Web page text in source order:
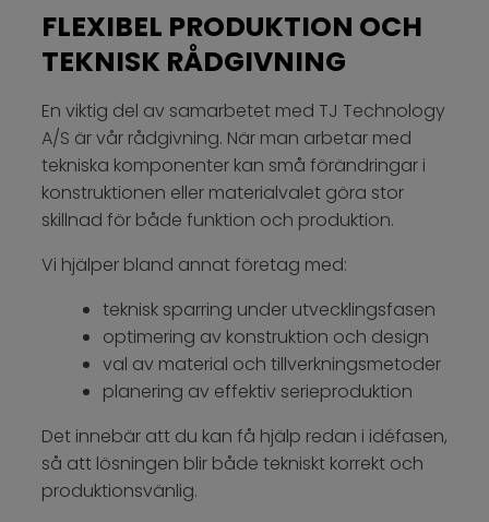
FLEXIBEL PRODUKTION OCH
TEKNISK RÅDGIVNING
En viktig del av samarbetet med TJ Technology
A/S är vår rådgivning. När man arbetar med
tekniska komponenter kan små förändringar i
konstruktionen eller materialvalet göra stor
skillnad för både funktion och produktion.
Vi hjälper bland annat företag med:
teknisk sparring under utvecklingsfasen
optimering av konstruktion och design
val av material och tillverkningsmetoder
planering av effektiv serieproduktion
Det innebär att du kan få hjälp redan i idéfasen,
så att lösningen blir både tekniskt korrekt och
produktionsvänlig.